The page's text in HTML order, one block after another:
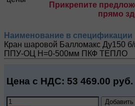
Прикрепите
прямо
Наименование в спецификации
Кран шаровой Балломакс Ду150
ППУ-ОЦ H=0-500мм ПКФ ТЕПЛО
Цена с НДС: 53 469.00 руб.
Добавить